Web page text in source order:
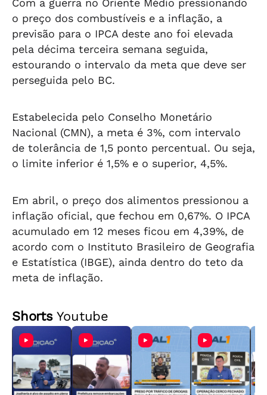
Com a guerra no Oriente Médio pressionando
o preço dos combustíveis e a inflação, a
previsão para o IPCA deste ano foi elevada
pela décima terceira semana seguida,
estourando o intervalo da meta que deve ser
perseguida pelo BC.
Estabelecida pelo Conselho Monetário
Nacional (CMN), a meta é 3%, com intervalo
de tolerância de 1,5 ponto percentual. Ou seja,
o limite inferior é 1,5% e o superior, 4,5%.
Em abril, o preço dos alimentos pressionou a
inflação oficial, que fechou em 0,67%. O IPCA
acumulado em 12 meses ficou em 4,39%, de
acordo com o Instituto Brasileiro de Geografia
e Estatística (IBGE), ainda dentro do teto da
meta de inflação.
ShortsYoutube